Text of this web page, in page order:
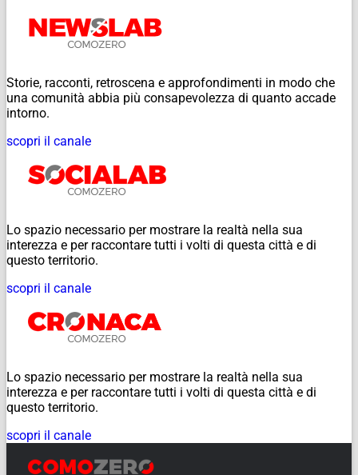
Storie, racconti, retroscena e approfondimenti in modo che
una comunità abbia più consapevolezza di quanto accade
intorno.
scopri il canale
Lo spazio necessario per mostrare la realtà nella sua
interezza e per raccontare tutti i volti di questa città e di
questo territorio.
scopri il canale
Lo spazio necessario per mostrare la realtà nella sua
interezza e per raccontare tutti i volti di questa città e di
questo territorio.
scopri il canale